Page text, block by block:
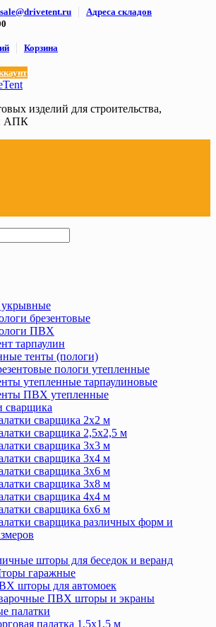
sale@drivetent.ru
Адреса складов
Корзина
изделий для строительства,
АПК
брезентовые
ПВХ
тарпаулин
тенты (пологи)
пологи утепленные
утепленные тарпаулиновые
ПВХ утепленные
сварщика
сварщика 2х2 м
сварщика 2,5х2,5 м
сварщика 3х3 м
сварщика 3х4 м
сварщика 3х6 м
сварщика 3х8 м
сварщика 4х4 м
сварщика 6х6 м
сварщика различных форм и
шторы для беседок и веранд
гаражные
шторы для автомоек
ПВХ шторы и экраны
палатки
палатка 1,5х1,5 м